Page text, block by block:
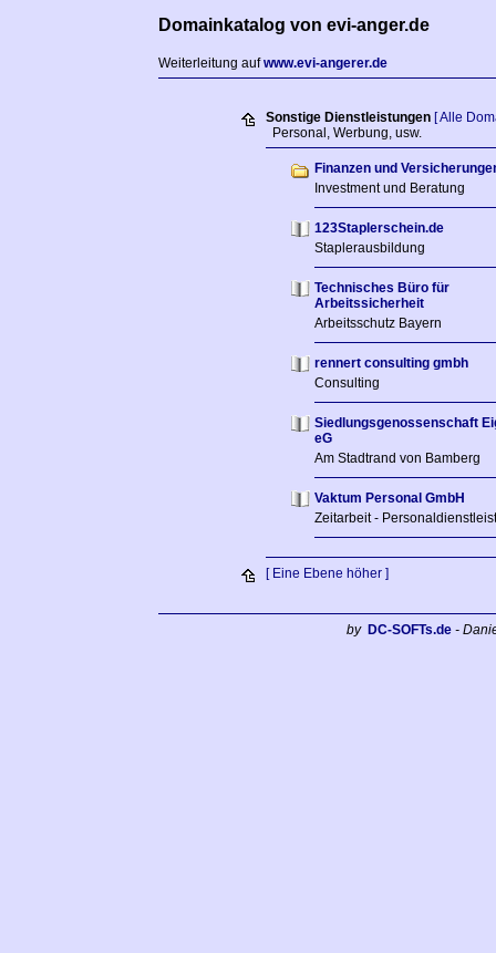
Domainkatalog von evi-anger.de
Weiterleitung aufwww.evi-angerer.de
Sonstige Dienstleistungen [ Alle
Personal, Werbung, usw.
Finanzen und
Investment und Beratung
123Staplerschein.de
Staplerausbildung
Technisches Büro für
Arbeitssicherheit
Arbeitsschutz Bayern
rennert consulting gmbh
Consulting
Siedlungsgenossenschaft
eG
Am Stadtrand von Bamberg
Vaktum Personal GmbH
Zeitarbeit -
[ Eine Ebene höher ]
by DC-SOFTs.de -